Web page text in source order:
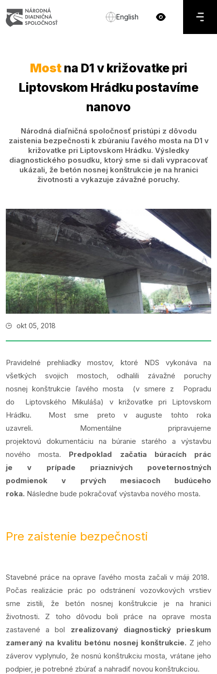
English
Mostna D1 v križovatke pri
Liptovskom Hrádku postavíme
nanovo
Národná diaľničná spoločnosť pristúpi z dôvodu
zaistenia bezpečnosti k zbúraniu ľavého mosta na D1 v
križovatke pri Liptovskom Hrádku. Výsledky
diagnostického posudku, ktorý sme si dali vypracovať
ukázali, že betón nosnej konštrukcie je na hranici
životnosti a vykazuje závažné poruchy.
okt 05, 2018
Pravidelné prehliadky mostov, ktoré NDS vykonáva na
všetkých svojich mostoch, odhalili závažné poruchy
nosnej konštrukcie ľavého mosta (v smere z Popradu
do Liptovského Mikuláša) v križovatke pri Liptovskom
Hrádku. Most sme preto v auguste tohto roka
uzavreli. Momentálne pripravujeme
projektovú dokumentáciu na búranie starého a výstavbu
nového mosta. Predpoklad začatia búracích prác
je v prípade priaznivých poveternostných
podmienok v prvých mesiacoch budúceho
roka. Následne bude pokračovať výstavba nového mosta.
Pre zaistenie bezpečnosti
Stavebné práce na oprave ľavého mosta začali v máji 2018.
Počas realizácie prác po odstránení vozovkových vrstiev
sme zistili, že betón nosnej konštrukcie je na hranici
životnosti. Z toho dôvodu boli práce na oprave mosta
zastavené a bol zrealizovaný diagnostický prieskum
zameraný na kvalitu betónu nosnej konštrukcie. Z jeho
záverov vyplynulo, že nosnú konštrukciu mosta, vrátane jeho
podpier, je potrebné zbúrať a nahradiť novou konštrukciou.